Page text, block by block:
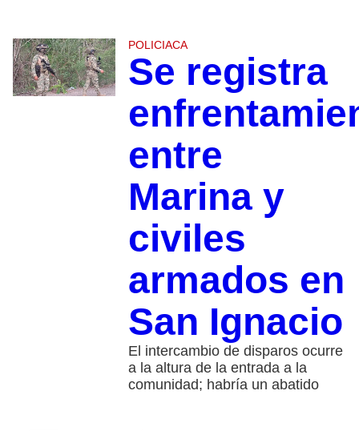
POLICIACA
Se registra
entre
Marina y
civiles
armados en
San Ignacio
El intercambio de disparos ocurre
a la altura de la entrada a la
comunidad; habría un abatido